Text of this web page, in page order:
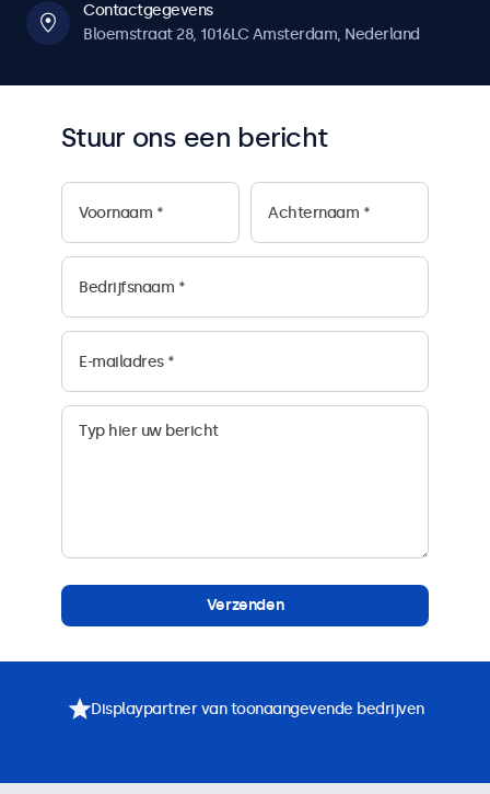
Contactgegevens
Bloemstraat 28, 1016LC Amsterdam, Nederland
Stuur ons een bericht
Verzenden
Displaypartner van toonaangevende bedrijven